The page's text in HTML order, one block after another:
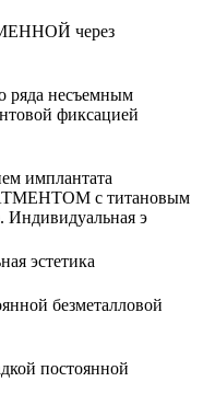
через
ряда несъемным
фиксацией
имплантата
с титановым
Индивидуальная э
эстетика
безметалловой
постоянной